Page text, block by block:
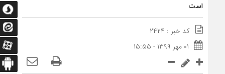
است
کد خبر : ۲۴۲۴
۰۱ مهر ۱۳۹۹ - ۱۵:۵۵